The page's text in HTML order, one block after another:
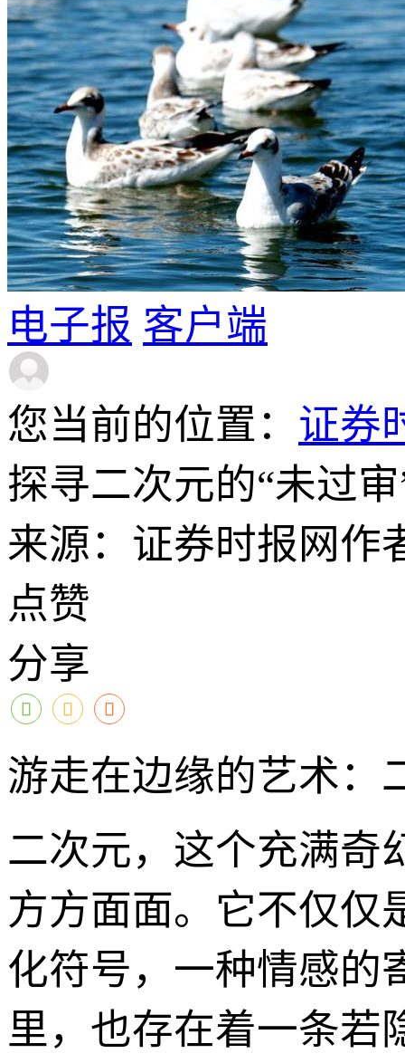
电子报 客户端
您当前的位置： 证券
探寻二次元的“未过
来源：证券时报网作
点赞
分享
游走在边缘的艺术：
二次元，这个充满奇
方方面面。它不仅仅
化符号，一种情感的
里，也存在着一条